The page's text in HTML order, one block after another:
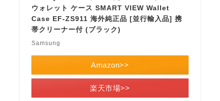
ウォレット ケース SMART VIEW Wallet
Case EF-ZS911 海外純正品 [並行輸入品] 携
帯クリーナー付 (ブラック)
Samsung
Amazon>>
楽天市場>>